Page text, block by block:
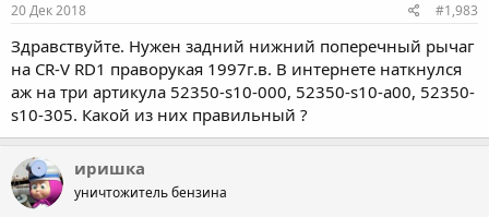
20 Дек 2018 #1,983
Здравствуйте. Нужен задний нижний поперечный рычаг
на CR-V RD1 праворукая 1997г.в. В интернете наткнулся
аж на три артикула 52350-s10-000, 52350-s10-a00, 52350-
s10-305. Какой из них правильный ?
иришка
уничтожитель бензина